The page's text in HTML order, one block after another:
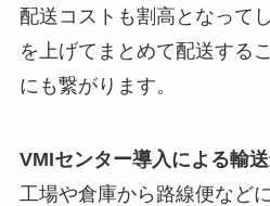
配送コストも割高となって
を上げてまとめて配送する
にも繋がります。
VMIセンター導入による輸
工場や倉庫から路線便など